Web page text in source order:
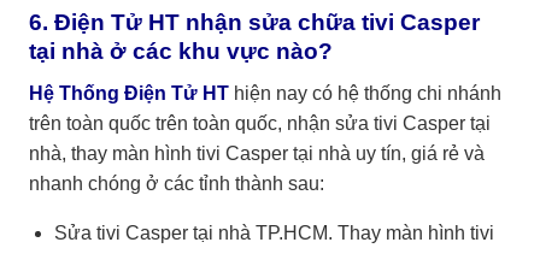
6. Điện Tử HT nhận sửa chữa tivi Casper
tại nhà ở các khu vực nào?
Hệ Thống Điện Tử HT hiện nay có hệ thống chi nhánh
trên toàn quốc trên toàn quốc, nhận sửa tivi Casper tại
nhà, thay màn hình tivi Casper tại nhà uy tín, giá rẻ và
nhanh chóng ở các tỉnh thành sau:
Sửa tivi Casper tại nhà TP.HCM. Thay màn hình tivi